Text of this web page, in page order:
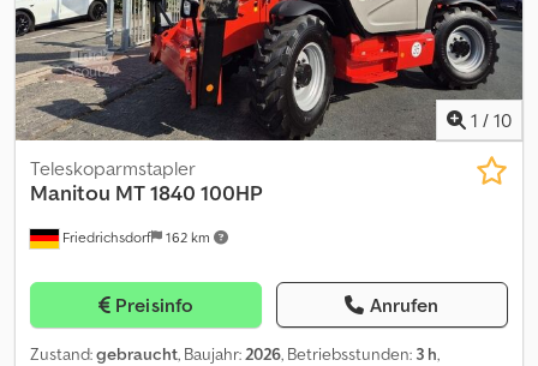
Produktivität! Dieser Manitou Geländestapler ist in der Zweirad
oder Vierrad Antiebstechnik auch in der Version MC 25-2 oder
MC25-4 oder MC 30-2 oder MC 30-4 erhältlich. Dcsdpfx Ajzrpy
Isipok
1 / 10
Friedrichsdorf 162 km
Teleskoparmstapler
Manitou MT 1840 100HP
Preisinfo Anrufen
Zustand:gebraucht, Baujahr:2026, Betriebsstunden: 3 h,